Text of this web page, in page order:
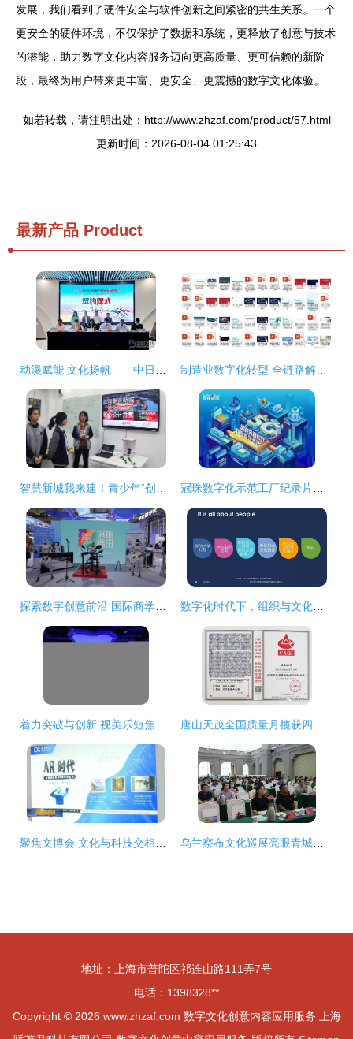
发展，我们看到了硬件安全与软件创新之间紧密的共生关系。一个
更安全的硬件环境，不仅保护了数据和系统，更释放了创意与技术
的潜能，助力数字文化内容服务迈向更高质量、更可信赖的新阶
段，最终为用户带来更丰富、更安全、更震撼的数字文化体验。
如若转载，请注明出处：http://www.zhzaf.com/product/57.html
更新时间：2026-08-04 01:25:43
最新产品 Product
地址：上海市普陀区祁连山路111弄7号
电话：1398328**
Copyright © 2026 www.zhzaf.com 数字文化创意内容应用服务
上海